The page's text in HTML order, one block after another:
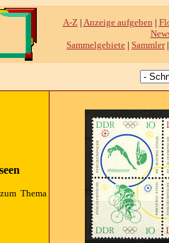
A-Z| Anzeige aufgeben |
Sammelgebiete | Sammler|
Thema